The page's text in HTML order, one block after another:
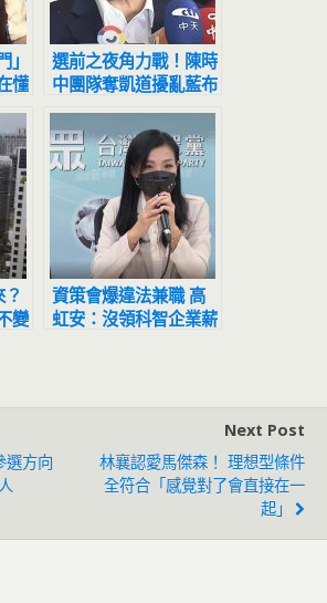
懂
選前之夜角力戰！陳時
中團隊奪凱道擾亂藍布
局
變
資策會爆違法兼職 高
虹安：沒領科智企業薪
選方向
Next Post
林襄認愛馬傑森！ 理想型條件
全符合「感覺對了會直接在一
起」